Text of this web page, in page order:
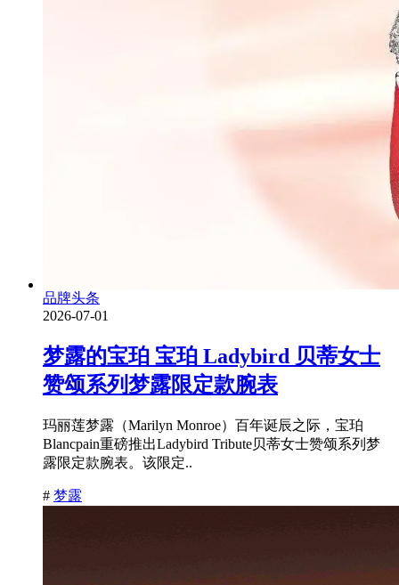
品牌头条
2026-07-01
梦露的宝珀 宝珀 Ladybird 贝蒂女士
赞颂系列梦露限定款腕表
玛丽莲梦露（Marilyn Monroe）百年诞辰之际，宝珀
Blancpain重磅推出Ladybird Tribute贝蒂女士赞颂系列梦
露限定款腕表。该限定..
# 梦露